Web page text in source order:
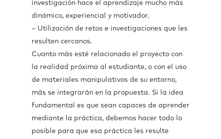
investigación hace el aprendizaje mucho más
dinámico, experiencial y motivador.
– Utilización de retos e investigaciones que les
resulten cercanos.
Cuanto más esté relacionado el proyecto con
la realidad próxima al estudiante, o con el uso
de materiales manipulativos de su entorno,
más se integrarán en la propuesta. Si la idea
fundamental es que sean capaces de aprender
mediante la práctica, debemos hacer todo lo
posible para que esa práctica les resulte